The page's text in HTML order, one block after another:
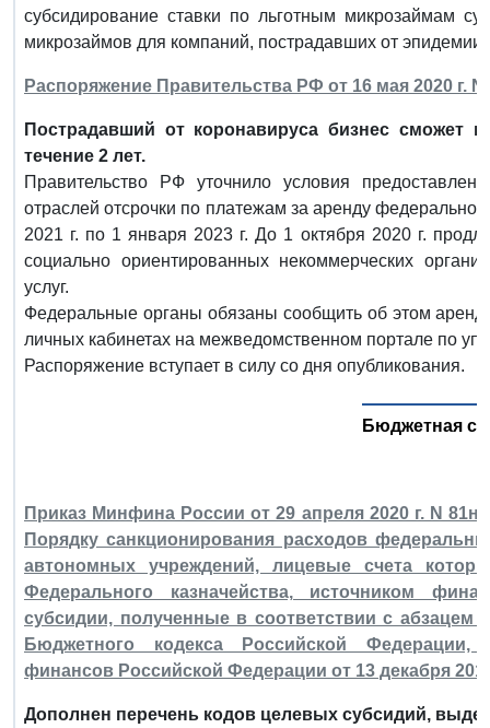
субсидирование ставки по льготным микрозаймам
микрозаймов для компаний, пострадавших от эпидемии
Распоряжение Правительства РФ от 16 мая 2020 г. N
Пострадавший от коронавируса бизнес сможет
течение 2 лет.
Правительство РФ уточнило условия
отраслей отсрочки по платежам за аренду
2021 г. по 1 января 2023 г. До 1 октября 2020 г.
социально ориентированных некоммерческих
услуг.
Федеральные органы обязаны сообщить об этом
личных кабинетах на межведомственном портале по
Распоряжение вступает в силу со дня опубликования.
Бюджетная
Приказ Минфина России от 29 апреля 2020 г. N
Порядку санкционирования расходов
автономных учреждений, лицевые счета
Федерального казначейства, источником
субсидии, полученные в соответствии с абзацем
Бюджетного кодекса Российской Федерации,
финансов Российской Федерации от 13 декабря
Дополнен перечень кодов целевых субсидий,